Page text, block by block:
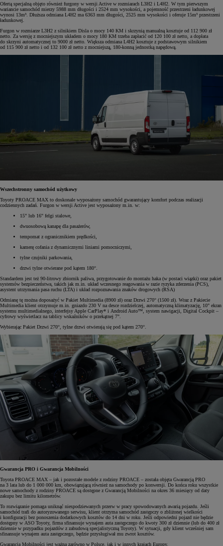
Ofertą specjalną objęto również furgony w wersji Active w rozmiarach L3H2 i L4H2. W tym pierwszym
wariancie samochód mierzy 5988 mm długości i 2524 mm wysokości, a pojemność przestrzeni ładunkowej
wynosi 13m³. Dłuższa odmiana L4H2 ma 6363 mm długości, 2525 mm wysokości i oferuje 15m³ przestrzeni
ładunkowej.
Furgon w rozmiarze L3H2 z silnikiem Disla o mocy 140 KM i skrzynią manualną kosztuje od 112 900 zł
netto. Za wersję z mocniejszym układem o mocy 180 KM trzeba zapłacić od 120 100 zł netto, a dopłata
do skrzyni automatycznej to 9000 zł netto. Większa odmiana L4H2 kosztuje z podstawowym silnikiem
od 115 900 zł netto i od 132 100 zł netto z mocniejszą, 180-konną jednostką napędową.
Wszechstronny samochód użytkowy
Toyoty PROACE MAX to doskonale wyposażony samochód gwarantujący komfort podczas realizacji
codziennych zadań. Furgon w wersji Active jest wyposażony m.in. w:
15" lub 16" felgi stalowe,
dwuosobową kanapę dla pasażerów,
tempomat z ogranicznikiem prędkości,
kamerę cofania z dynamicznymi liniami pomocniczymi,
tylne czujniki parkowania,
drzwi tylne otwierane pod kątem 180°.
Standardem jest też 90-litrowy zbiornik paliwa, przygotowanie do montażu haka (w postaci wiązki) oraz pakiet
systemów bezpieczeństwa, takich jak m.in. układ wczesnego reagowania w razie ryzyka zderzenia (PCS),
asystent utrzymania pasa ruchu (LTA) i układ rozpoznawania znaków drogowych (RSA)
Odmianę tę można doposażyć w Pakiet Multimedia (8900 zł) oraz Drzwi 270° (1500 zł). Wraz z Pakiecie
Multimedia klient otrzymuje m.in. gniazdo 230 V na desce rozdzielczej, automatyczną klimatyzację, 10" ekran
systemu multimedialnego, interfejsy Apple CarPlay* i Android Auto™, system nawigacji, Digital Cockpit –
cyfrowy wyświetlacz na tablicy wskaźników o przekątnej 7".
Wybierając Pakiet Drzwi 270°, tylne drzwi otwierają się pod kątem 270°.
Gwarancja PRO i Gwarancja Mobilności
Toyota PROACE MAX – jak i pozostałe modele z rodziny PROACE – została objęta Gwarancją PRO
na 3 lata lub do 1 000 000 km, obowiązującą również na samochody po konwersji. Do końca roku wszystkie
nowe samochody z rodziny PROACE są dostępne z Gwarancją Mobilności na okres 36 miesięcy od daty
zakupu bez limitu kilometrów.
To rozwiązanie pomaga uniknąć niespodziewanych przerw w pracy spowodowanych awarią pojazdu. Jeśli
samochód trafi do autoryzowanego serwisu, klient otrzyma samochód zastępczy o zbliżonej wielkości
i konfiguracji bez ponoszenia dodatkowych kosztów do 14 dni w roku. Jeśli odpowiedni pojazd nie będzie
dostępny w ASO Toyoty, firma sfinansuje wynajem auta zastępczego do kwoty 300 zł dziennie (lub do 400 zł
dziennie w przypadku pojazdów z zabudową specjalistyczną Toyoty). W sytuacji, gdy klient wcześniej sam
sfinansuje wynajem auta zastępczego, będzie przysługiwał mu zwrot kosztów.
Gwarancja Mobilności jest ważna zarówno w Polsce, jak i w innych krajach Europy.